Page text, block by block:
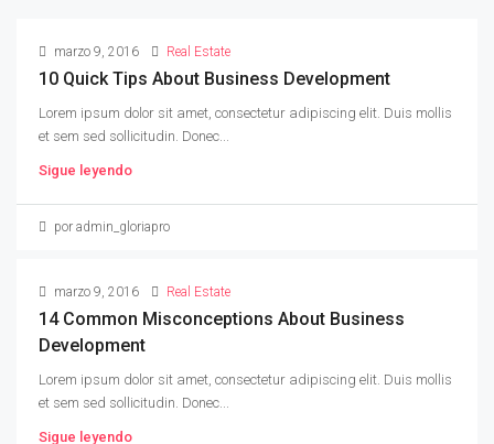
marzo 9, 2016 Real Estate
10 Quick Tips About Business Development
Lorem ipsum dolor sit amet, consectetur adipiscing elit. Duis mollis
et sem sed sollicitudin. Donec...
Sigue leyendo
por admin_gloriapro
marzo 9, 2016 Real Estate
14 Common Misconceptions About Business
Development
Lorem ipsum dolor sit amet, consectetur adipiscing elit. Duis mollis
et sem sed sollicitudin. Donec...
Sigue leyendo